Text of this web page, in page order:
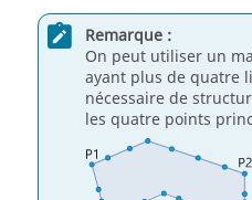
Remarque :
On peut utiliser un
ayant plus de quatre
nécessaire de
les quatre points